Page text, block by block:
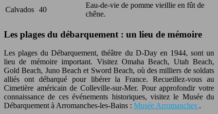
Calvados 40
Eau-de-vie de pomme vieillie en fût de
chêne.
Les plages du débarquement : un lieu de mémoire
Les plages du Débarquement, théâtre du D-Day en 1944, sont un
lieu de mémoire important. Visitez Omaha Beach, Utah Beach,
Gold Beach, Juno Beach et Sword Beach, où des milliers de soldats
alliés ont débarqué pour libérer la France. Recueillez-vous au
Cimetière américain de Colleville-sur-Mer. Pour approfondir votre
connaissance de ces événements historiques, visitez le Musée du
Débarquement à Arromanches-les-Bains : Musée Arromanches .